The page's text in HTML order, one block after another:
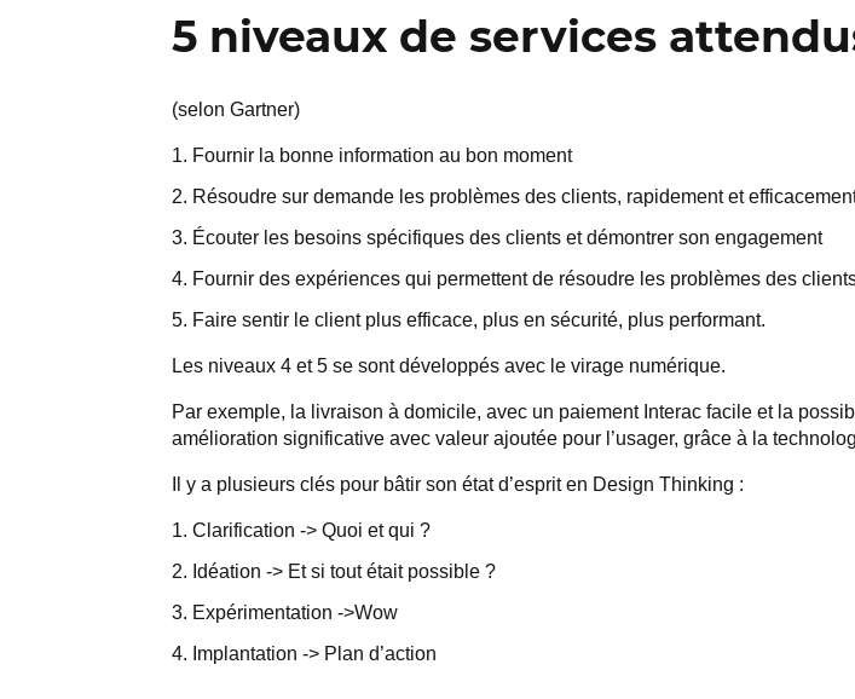
5 niveaux de services
(selon Gartner)
Fournir la bonne information au bon moment
Résoudre sur demande les problèmes des clients, rapidement et
Écouter les besoins spécifiques des clients et démontrer son engagement
Fournir des expériences qui permettent de résoudre les problèmes des
Faire sentir le client plus efficace, plus en sécurité, plus performant.
Les niveaux 4 et 5 se sont développés avec le virage numérique.
Par exemple, la livraison à domicile, avec un paiement Interac facile et la
amélioration significative avec valeur ajoutée pour l’usager, grâce à la
Il y a plusieurs clés pour bâtir son état d’esprit en Design Thinking :
Clarification -> Quoi et qui ?
Idéation -> Et si tout était possible ?
Expérimentation ->Wow
Implantation -> Plan d’action